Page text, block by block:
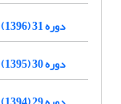
دوره 31 (1396)
دوره 30 (1395)